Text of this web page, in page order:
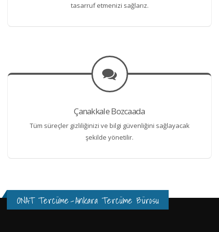
tasarruf etmenizi sağlarız.
Çanakkale Bozcaada
Tüm süreçler gizliliğinizi ve bilgi güvenliğini sağlayacak
şekilde yönetilir.
ONAT Tercüme-Ankara Tercüme Bürosu